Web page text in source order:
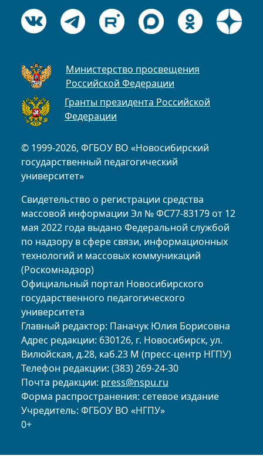
© 1999-2026, ФГБОУ ВО «Новосибирский
государственный педагогический
университет»
Свидетельство о регистрации средства
массовой информации Эл № ФС77-83179 от 12
мая 2022 года выдано Федеральной службой
по надзору в сфере связи, информационных
технологий и массовых коммуникаций
(Роскомнадзор)
Официальный портал Новосибирского
государственного педагогического
университета
Главный редактор: Паначук Юлия Борисовна
Адрес редакции: 630126, г. Новосибирск, ул.
Вилюйская, д.28, каб.23 М (пресс-центр НГПУ)
Телефон редакции: (383) 269-24-30
Почта редакции: press@nspu.ru
Форма распространения: сетевое издание
Учредитель: ФГБОУ ВО «НГПУ»
0+
Министерство просвещения
Российской Федерации
Гранты президента Российской
Федерации